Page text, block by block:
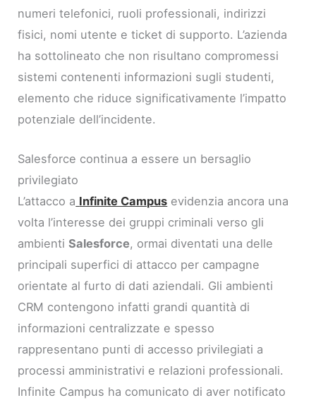
numeri telefonici, ruoli professionali, indirizzi
fisici, nomi utente e ticket di supporto. L’azienda
ha sottolineato che non risultano compromessi
sistemi contenenti informazioni sugli studenti,
elemento che riduce significativamente l’impatto
potenziale dell’incidente.
Salesforce continua a essere un bersaglio
privilegiato
L’attacco a Infinite Campus evidenzia ancora una
volta l’interesse dei gruppi criminali verso gli
ambientiSalesforce, ormai diventati una delle
principali superfici di attacco per campagne
orientate al furto di dati aziendali. Gli ambienti
CRM contengono infatti grandi quantità di
informazioni centralizzate e spesso
rappresentano punti di accesso privilegiati a
processi amministrativi e relazioni professionali.
Infinite Campus ha comunicato di aver notificato